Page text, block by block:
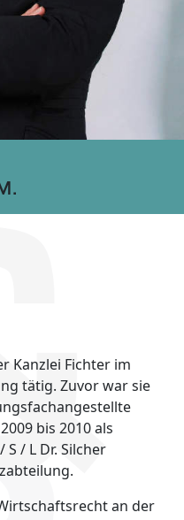
Kanzlei Fichter im
tätig. Zuvor war sie
bis 2010 als
/ L Dr. Silcher
an der